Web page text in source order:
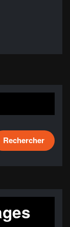
Rechercher